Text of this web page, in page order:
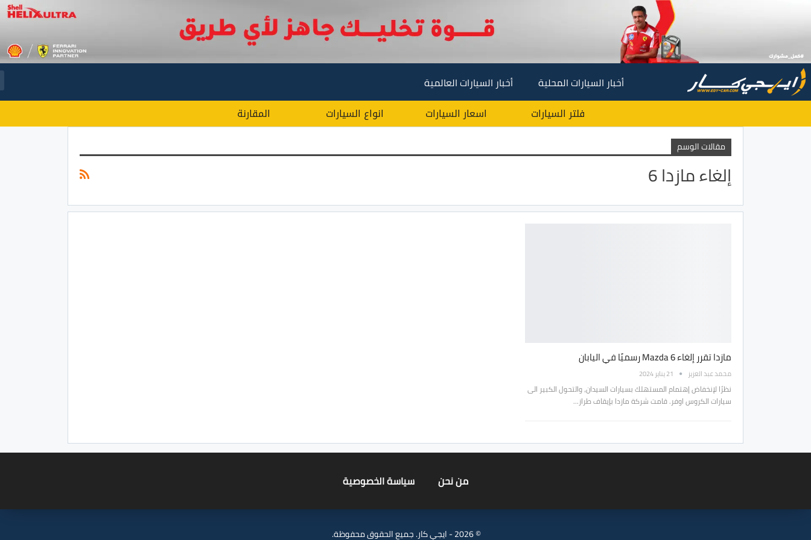
أخبار السيارات المحلية أخبار السيارات العالمية
فلتر السيارات اسعار السيارات انواع السيارات المقارنة
مقالات الوسم
إلغاء مازدا 6
مازدا تقرر إلغاء Mazda 6 رسميًا في اليابان
محمد عبد العزيز 21 يناير 2024
نظرًا لإنخفاض إهتمام المستهلك بسيارات السيدان، والتحول الكبير الى
سيارات الكروس اوفر. قامت شركة مازدا بإيقاف طراز…
من نحن سياسة الخصوصية
© 2026 - ايجي كار. جميع الحقوق محفوظة.